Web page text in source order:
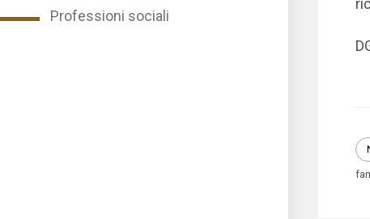
Professioni sociali